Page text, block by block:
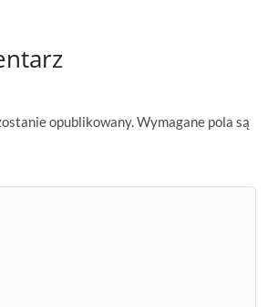
opublikowany.Wymagane pola są